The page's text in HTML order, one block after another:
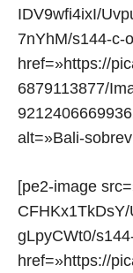
IDV9wfi4ixI/
7nYhM/s144-c-
href=»https://
6879113877/
alt=»Bali-
[pe2-image
gLpyCWt0/
href=»https://